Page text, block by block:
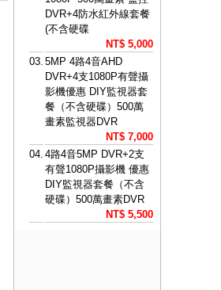
DVR+4防水紅外線套餐
(不含硬碟
NT$ 5,000
03. 5MP 4路4音AHD
DVR+4支1080P有聲攝
影機優惠 DIY監視器套
餐（不含硬碟）500萬
畫素監視器DVR
NT$ 7,000
04. 4路4音5MP DVR+2支
有聲1080P攝影機 優惠
DIY監視器套餐（不含
硬碟）500萬畫素DVR
NT$ 5,500